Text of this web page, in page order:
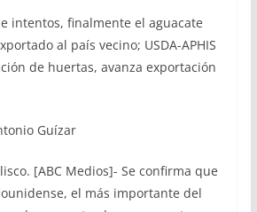
intentos, finalmente el aguacate
al país vecino; USDA-APHIS
de huertas, avanza exportación
Guízar
[ABC Medios]- Se confirma que
el más importante del